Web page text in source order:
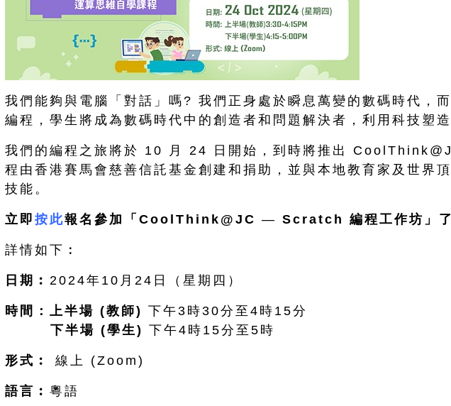
我們能夠與電腦「對話」嗎? 我們正身處於瞬息萬變的數碼時代
編程，學生將成為數碼時代中的創造者和問題解決者，利用科技塑
我們的編程之旅將於 10 月 24 日開始，到時將推出
程由香港賽馬會慈善信託基金創建和捐助，並與本地教育家及世界
技能。
立即 按此報名 參加「CoolThink@JC — Scratch 編程工作坊」
詳情如下︰
日期︰ 2024年10月24日（星期四）
時間：上半場 (教師) 下午3時30分至4時15分
下半場 (學生) 下午4時15分至5時
形式︰ 線上 (Zoom)
語言︰ 粵語